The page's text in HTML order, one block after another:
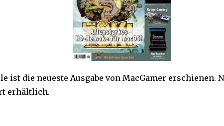
ist die neueste Ausgabe von MacGamer erschienen.
erhältlich.